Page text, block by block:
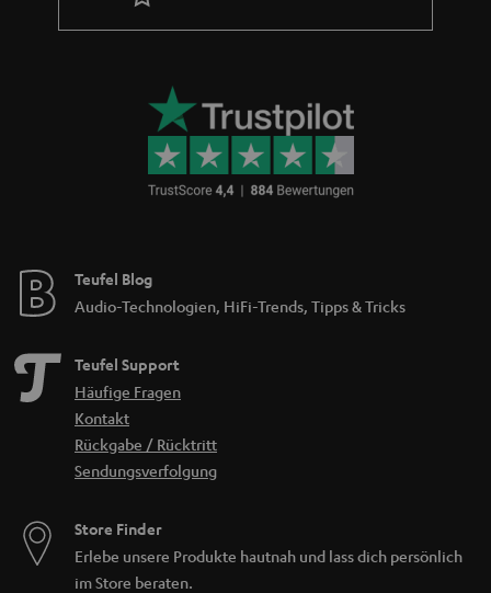
Teufel Blog
Audio-Technologien, HiFi-Trends, Tipps & Tricks
Teufel Support
Häufige Fragen
Kontakt
Rückgabe / Rücktritt
Sendungsverfolgung
Store Finder
Erlebe unsere Produkte hautnah und lass dich persönlich
im Store beraten.